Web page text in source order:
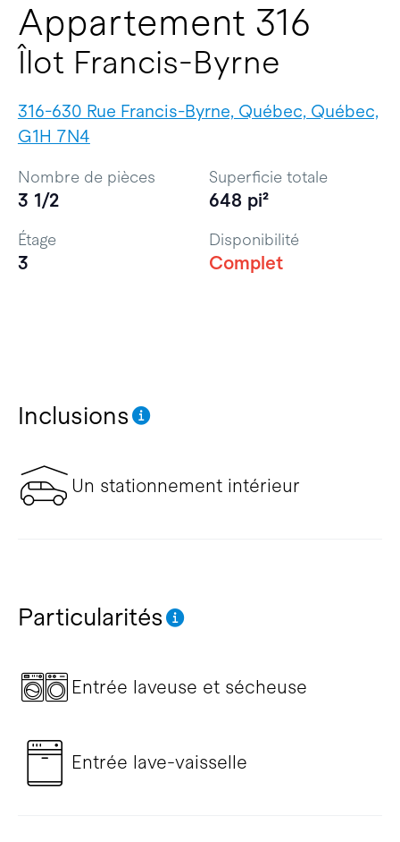
Appartement 316
Îlot Francis-Byrne
316-630 Rue Francis-Byrne, Québec, Québec,
G1H 7N4
Inclusions
Un stationnement intérieur
Particularités
Entrée laveuse et sécheuse
Entrée lave-vaisselle
Nombre de pièces
3 1/2
Superficie totale
648 pi²
Étage
3
Disponibilité
Complet